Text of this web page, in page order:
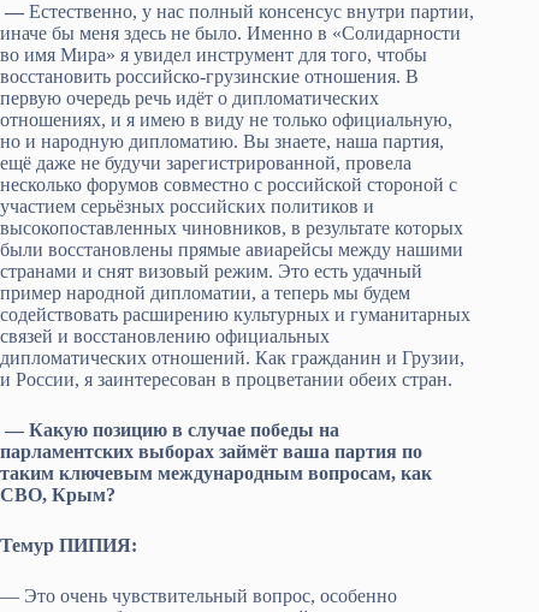
— Естественно, у нас полный консенсус внутри партии,
иначе бы меня здесь не было. Именно в «Солидарности
во имя Мира» я увидел инструмент для того, чтобы
восстановить российско-грузинские отношения. В
первую очередь речь идёт о дипломатических
отношениях, и я имею в виду не только официальную,
но и народную дипломатию. Вы знаете, наша партия,
ещё даже не будучи зарегистрированной, провела
несколько форумов совместно с российской стороной с
участием серьёзных российских политиков и
высокопоставленных чиновников, в результате которых
были восстановлены прямые авиарейсы между нашими
странами и снят визовый режим. Это есть удачный
пример народной дипломатии, а теперь мы будем
содействовать расширению культурных и гуманитарных
связей и восстановлению официальных
дипломатических отношений. Как гражданин и Грузии,
и России, я заинтересован в процветании обеих стран.
— Какую позицию в случае победы на
парламентских выборах займёт ваша партия по
таким ключевым международным вопросам, как
СВО, Крым?
Темур ПИПИЯ:
— Это очень чувствительный вопрос, особенно